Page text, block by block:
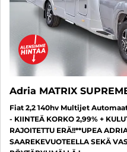
Adria MATRIX
Fiat 2,2 140hv Multijet
- KIINTEÄ KORKO 2,99% +
RAJOITETTU ERÄ!!**UPEA
SAAREKEVUOTEELLA SEKÄ